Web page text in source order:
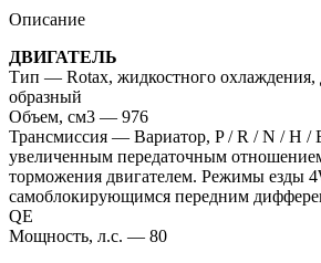
Описание
ДВИГАТЕЛЬ
Тип — Rotax, жидкостного
образный
Объем, см3 — 976
Трансмиссия — Вариатор, P / R / N / H /
увеличенным передаточным
торможения двигателем. Режимы езды
самоблокирующимся передним
QE
Мощность, л.с. — 80